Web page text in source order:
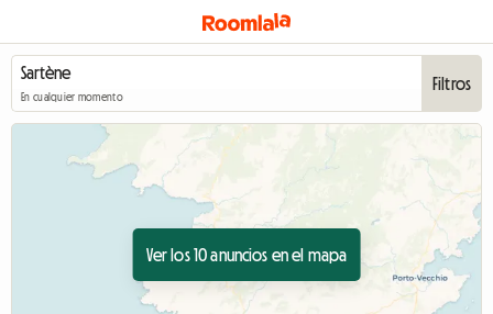
En cualquier momento
Filtros
Ver los 10 anuncios en el mapa